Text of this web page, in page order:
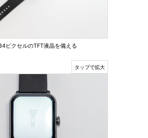
ピクセルのTFT液晶を備える